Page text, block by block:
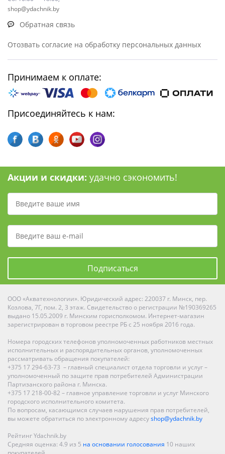
shop@ydachnik.by
Обратная связь
Отозвать согласие на обработку персональных данных
Принимаем к оплате:
Присоединяйтесь к нам:
Акции и скидки: удачно сэкономить!
Подписаться
ООО «Акватехнологии». Юридический адрес: 220037 г. Минск, пер.
Козлова, 7Г, пом. 2, 3 этаж. Свидетельство о регистрации №190369265
выдано 15.05.2009 г. Минским горисполкомом. Интернет-магазин
зарегистрирован в торговом реестре РБ с 25 ноября 2016 года.
Номера городских телефонов уполномоченных работников местных
исполнительных и распорядительных органов, уполномоченных
рассматривать обращения покупателей:
+375 17 294-63-73 – главный специалист отдела торговли и услуг –
уполномоченный по защите прав потребителей Администрации
Партизанского района г. Минска.
+375 17 218-00-82 – главное управление торговли и услуг Минского
городского исполнительного комитета.
По вопросам, касающимся случаев нарушения прав потребителей,
вы можете обратиться по электронному адресуshop@ydachnik.by
Рейтинг Ydachnik.by
Средняя оценка: 4.9 из 5 на основании голосования 10 наших